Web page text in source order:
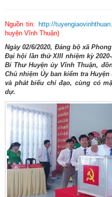
Nguồn tin: http://
huyện Vĩnh Thuận)
Ngày 02/6/2020, Đảng bộ xã
Đại hội lần thứ XIII nhiệm kỳ
Bí Thư Huyện ủy Vĩnh Thuận,
Chủ nhiệm Ủy ban kiểm tra
và phát biểu chỉ đạo, cùng có
dự.